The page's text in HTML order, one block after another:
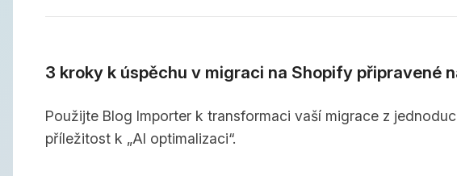
3 kroky k úspěchu v migraci na Shopify připravené
Použijte Blog Importer k transformaci vaší migrace z
příležitost k „AI optimalizaci“.